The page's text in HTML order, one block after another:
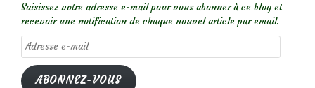
Saisissez votre adresse e-mail pour vous abonner à ce blog et
recevoir une notification de chaque nouvel article par email.
Adresse
e-
mail
ABONNEZ-VOUS